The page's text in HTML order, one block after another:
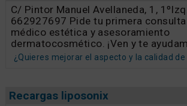
C/ Pintor Manuel Avellaneda, 1,
662927697 Pide tu primera
médico estética y asesoramiento
dermatocosmético. ¡Ven y te
¿Quieres mejorar el aspecto y la calidad de
Recargas liposonix